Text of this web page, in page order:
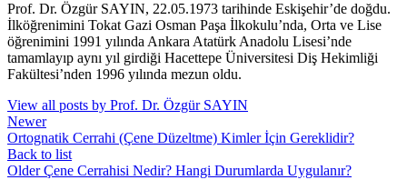
Prof. Dr. Özgür SAYIN, 22.05.1973 tarihinde Eskişehir’de doğdu.
İlköğrenimini Tokat Gazi Osman Paşa İlkokulu’nda, Orta ve Lise
öğrenimini 1991 yılında Ankara Atatürk Anadolu Lisesi’nde
tamamlayıp aynı yıl girdiği Hacettepe Üniversitesi Diş Hekimliği
Fakültesi’nden 1996 yılında mezun oldu.
View all posts by Prof. Dr. Özgür SAYIN
Newer
Ortognatik Cerrahi (Çene Düzeltme) Kimler İçin Gereklidir?
Back to list
Older Çene Cerrahisi Nedir? Hangi Durumlarda Uygulanır?